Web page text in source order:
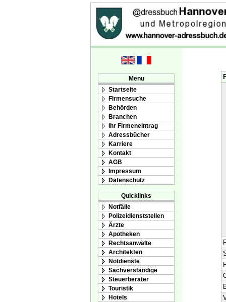
Menu
Startseite
Firmensuche
Behörden
Branchen
Ihr Firmeneintrag
Adressbücher
Karriere
Kontakt
AGB
Impressum
Datenschutz
Quicklinks
Notfälle
Polizeidienststellen
Ärzte
Apotheken
Rechtsanwälte
Architekten
Notdienste
Sachverständige
Steuerberater
Touristik
Hotels